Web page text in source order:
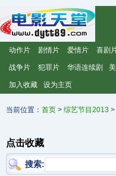
动作片 剧情片 爱情片 喜剧
战争片 犯罪片 华语连续剧
加入收藏 设为主页
当前位置： 首页 > 综艺节目2013 >
点击收藏
搜索: